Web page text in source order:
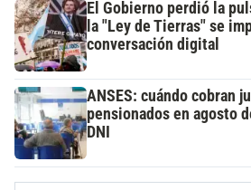
El Gobierno perdió la
la "Ley de Tierras" se
conversación digital
ANSES: cuándo cobran
pensionados en agosto
DNI